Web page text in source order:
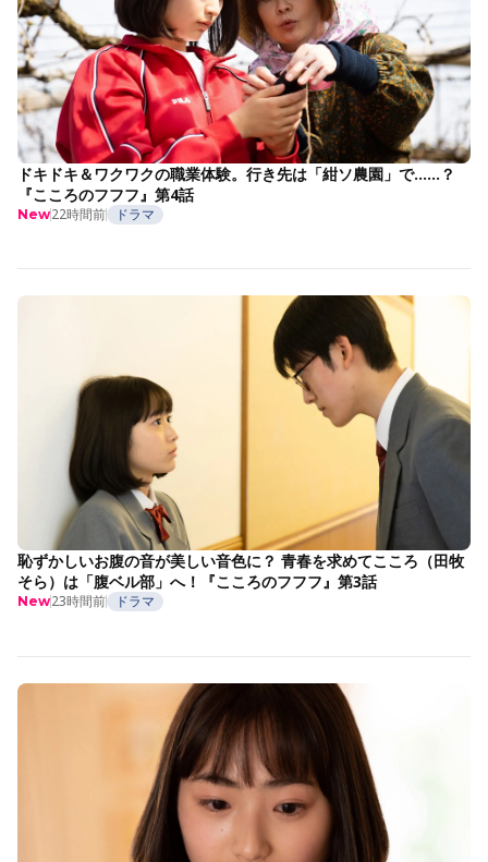
ドキドキ＆ワクワクの職業体験。行き先は「紺ソ農園」で……？
『こころのフフフ』第4話
New22時間前 ドラマ
恥ずかしいお腹の音が美しい音色に？ 青春を求めてこころ（田牧
そら）は「腹ベル部」へ！『こころのフフフ』第3話
New23時間前 ドラマ